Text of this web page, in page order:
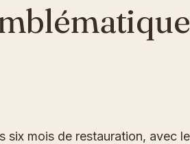
six mois de restauration, avec